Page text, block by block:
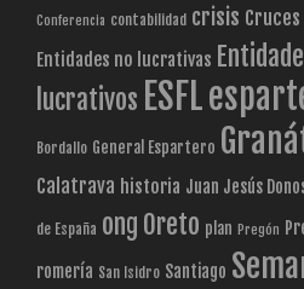
Conferencia contabilidad crisis Cruces
Entidades no lucrativas
lucrativos ESFL
Bordallo General Espartero
Calatrava historia Juan Jesús
de España ong Oreto plan Pregón
romería San Isidro Santiago